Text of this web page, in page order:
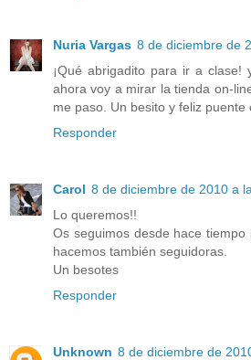
Nuria Vargas 8 de diciembre de
¡Qué abrigadito para ir a clase!
ahora voy a mirar la tienda on-
me paso. Un besito y feliz puente
Responder
Carol 8 de diciembre de 2010 a
Lo queremos!!
Os seguimos desde hace
hacemos también seguidoras.
Un besotes
Responder
Unknown 8 de diciembre de